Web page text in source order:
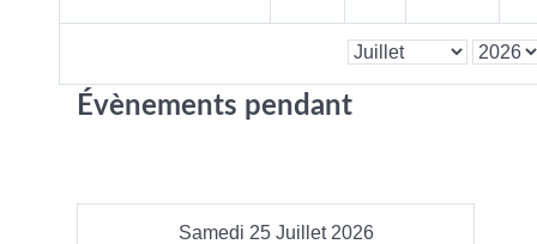
Évènements pendant
Samedi 25 Juillet 2026